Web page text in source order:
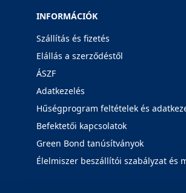
INFORMÁCIÓK
Szállítás és fizetés
Elállás a szerződéstől
ÁSZF
Adatkezelés
Hűségprogram feltételek és
Befektetői kapcsolatok
Green Bond tanúsítványok
Élelmiszer beszállítói szabályzat és